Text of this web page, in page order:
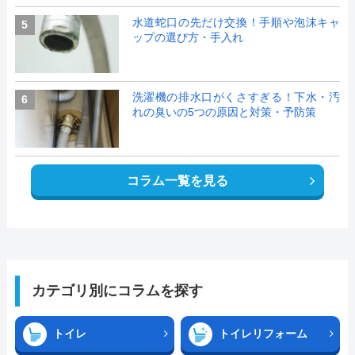
5
水道蛇口の先だけ交換！手順や泡沫キャ
ップの選び方・手入れ
6
洗濯機の排水口がくさすぎる！下水・汚
れの臭いの5つの原因と対策・予防策
コラム一覧を見る
カテゴリ別にコラムを探す
トイレ トイレリフォーム